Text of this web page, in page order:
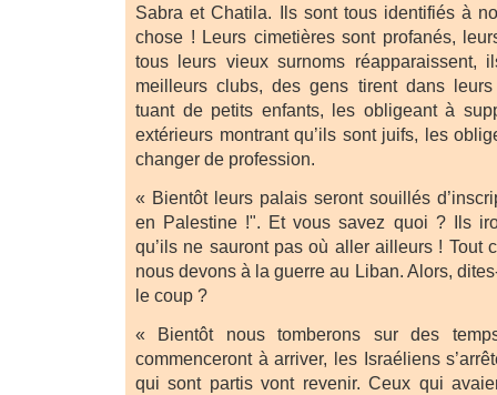
Sabra et Chatila. Ils sont tous identifiés à
chose ! Leurs cimetières sont profanés,
tous leurs vieux surnoms réapparaissent,
meilleurs clubs, des gens tirent dans leurs
tuant de petits enfants, les obligeant à
extérieurs montrant qu’ils sont juifs, les
changer de profession.
« Bientôt leurs palais seront souillés
en Palestine !". Et vous savez quoi ? Ils
qu’ils ne sauront pas où aller ailleurs ! Tout
nous devons à la guerre au Liban. Alors,
le coup ?
« Bientôt nous tomberons sur des
commenceront à arriver, les Israéliens
qui sont partis vont revenir. Ceux qui